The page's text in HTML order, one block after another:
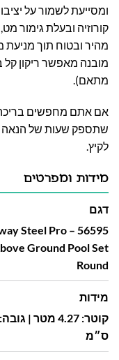
ומסייעת לשמור על
מהיר ובטוח תוך
מובנה מאפשר ריקון קל
מתאם).
אם אתם מחפשים בריכה
שתספק שעות של הנאה
לקיץ.
מידות ומפרטים
דגם
Bestway Steel Pro
Ground Pool Set
Round
מידות
ס״מ